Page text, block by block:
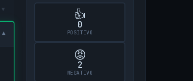
▾
▾
👍
0
POSITIVO
😡
2
NEGATIVO